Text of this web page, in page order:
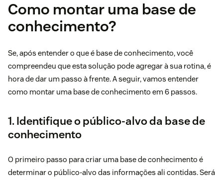
Como montar uma base de
conhecimento?
Se, após entender o que é base de conhecimento, você
compreendeu que esta solução pode agregar à sua rotina, é
hora de dar um passo à frente. A seguir, vamos entender
como montar uma base de conhecimento em 6 passos.
1. Identifique o público-alvo da base de
conhecimento
O primeiro passo para criar uma base de conhecimento é
determinar o público-alvo das informações ali contidas. Será